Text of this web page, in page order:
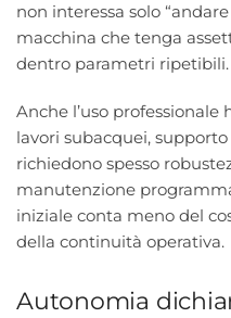
non interessa solo
macchina che tenga
dentro parametri ripetibili.
Anche l’uso professionale
lavori subacquei,
richiedono spesso
manutenzione
iniziale conta meno del
della continuità operativa.
Autonomia